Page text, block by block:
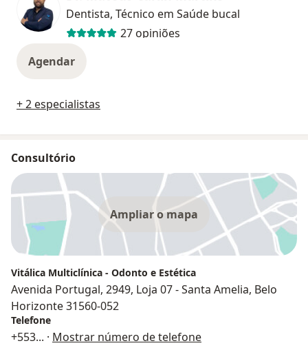
Dentista, Técnico em Saúde bucal
27 opiniões
Agendar
+ 2 especialistas
Consultório
Ampliar o mapa
Vitálica Multiclínica - Odonto e Estética
Avenida Portugal, 2949, Loja 07 - Santa Amelia, Belo
Horizonte 31560-052
Telefone
+553... · Mostrar número de telefone